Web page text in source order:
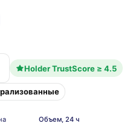
Holder TrustScore ≥ 4.5
Объем, 24 ч